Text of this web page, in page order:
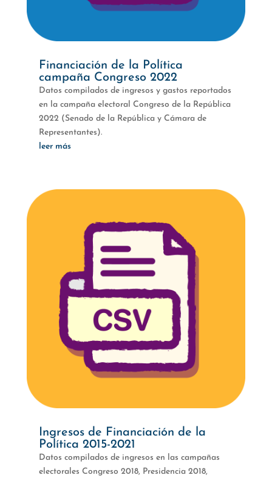
Financiación de la Política
campaña Congreso 2022
Datos compilados de ingresos y gastos reportados
en la campaña electoral Congreso de la República
2022 (Senado de la República y Cámara de
Representantes).
leer más
Ingresos de Financiación de la
Política 2015-2021
Datos compilados de ingresos en las campañas
electorales Congreso 2018, Presidencia 2018,